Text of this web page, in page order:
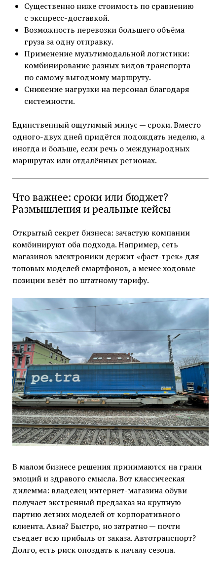
Существенно ниже стоимость по сравнению
с экспресс-доставкой.
Возможность перевозки большего объёма
груза за одну отправку.
Применение мультимодальной логистики:
комбинирование разных видов транспорта
по самому выгодному маршруту.
Снижение нагрузки на персонал благодаря
системности.
Единственный ощутимый минус — сроки. Вместо
одного-двух дней придётся подождать неделю, а
иногда и больше, если речь о международных
маршрутах или отдалённых регионах.
Что важнее: сроки или бюджет?
Размышления и реальные кейсы
Открытый секрет бизнеса: зачастую компании
комбинируют оба подхода. Например, сеть
магазинов электроники держит «фаст-трек» для
топовых моделей смартфонов, а менее ходовые
позиции везёт по штатному тарифу.
В малом бизнесе решения принимаются на грани
эмоций и здравого смысла. Вот классическая
дилемма: владелец интернет-магазина обуви
получает экстренный предзаказ на крупную
партию летних моделей от корпоративного
клиента. Авиа? Быстро, но затратно — почти
съедает всю прибыль от заказа. Автотранспорт?
Долго, есть риск опоздать к началу сезона.